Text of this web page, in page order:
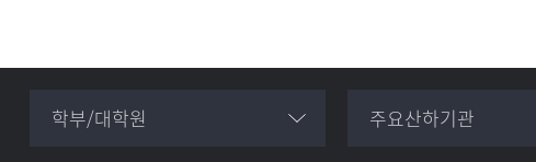
학부/대학원 주요산하기관